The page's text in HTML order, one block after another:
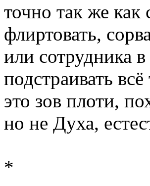
точно так же как
флиртовать,
или сотрудника
подстраивать
это зов плоти,
но не Духа,
*